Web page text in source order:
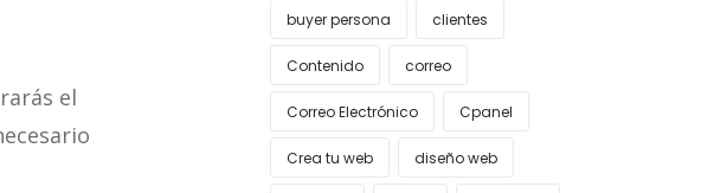
el
buyer persona clientes
Contenido correo
Correo Electrónico Cpanel
Crea tu web diseño web